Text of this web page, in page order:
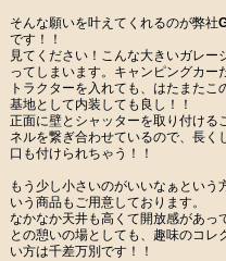
そんな願いを叶えてくれるのが弊社
です！！
見てください！こんな大きいガレー
ってしまいます。キャンピングカー
トラクターを入れても、はたまた
基地として内装しても良し！！
正面に壁とシャッターを取り付ける
ネルを繋ぎ合わせているので、長
口も付けられちゃう！！
もう少し小さいのがいいなぁという
いう商品もご用意しております。
なかなか天井も高くて開放感があっ
との憩いの場としても、趣味のコ
い方は千差万別です！！